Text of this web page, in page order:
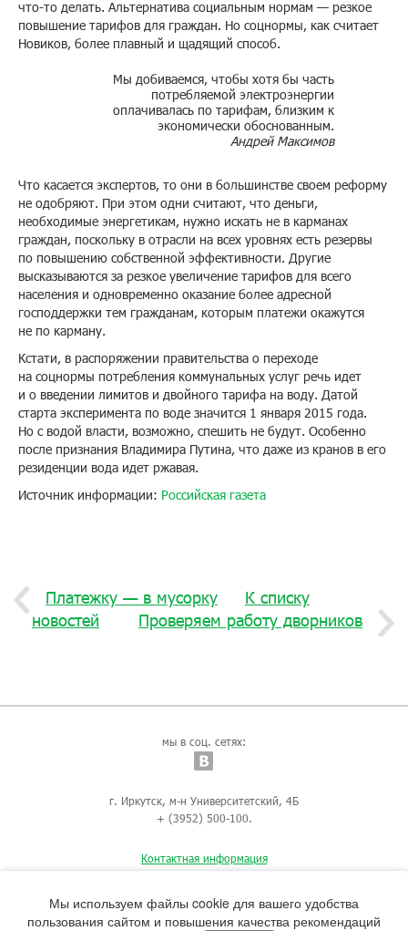
что-то делать. Альтернатива социальным нормам — резкое
повышение тарифов для граждан. Но соцнормы, как считает
Новиков, более плавный и щадящий способ.
Мы добиваемся, чтобы хотя бы часть
потребляемой электроэнергии
оплачивалась по тарифам, близким к
экономически обоснованным.
Андрей Максимов
Что касается экспертов, то они в большинстве своем реформу
не одобряют. При этом одни считают, что деньги,
необходимые энергетикам, нужно искать не в карманах
граждан, поскольку в отрасли на всех уровнях есть резервы
по повышению собственной эффективности. Другие
высказываются за резкое увеличение тарифов для всего
населения и одновременно оказание более адресной
господдержки тем гражданам, которым платежи окажутся
не по карману.
Кстати, в распоряжении правительства о переходе
на соцнормы потребления коммунальных услуг речь идет
и о введении лимитов и двойного тарифа на воду. Датой
старта эксперимента по воде значится 1 января 2015 года.
Но с водой власти, возможно, спешить не будут. Особенно
после признания Владимира Путина, что даже из кранов в его
резиденции вода идет ржавая.
Источник информации: Российская газета
Платежку — в мусорку
К списку
новостей
Проверяем работу дворников
мы в соц. сетях:
г. Иркутск, м-н Университетский, 4Б
+ (3952) 500-100.
Контактная информация
Мы используем файлы cookie для вашего удобства
пользования сайтом и повышения качества рекомендаций